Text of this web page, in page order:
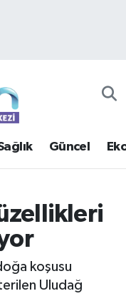
Güncel
koşusu
Uludağ